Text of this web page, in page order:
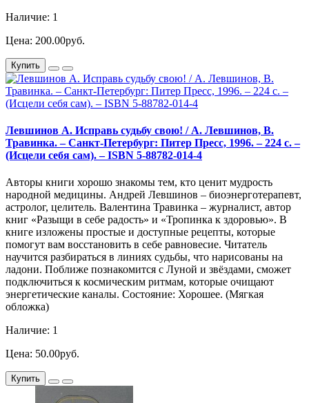
Наличие: 1
Цена: 200.00руб.
Купить
Левшинов А. Исправь судьбу свою! / А. Левшинов, В.
Травинка. – Санкт-Петербург: Питер Пресс, 1996. – 224 с. –
(Исцели себя сам). – ISBN 5-88782-014-4
Авторы книги хорошо знакомы тем, кто ценит мудрость
народной медицины. Андрей Левшинов – биоэнерготерапевт,
астролог, целитель. Валентина Травинка – журналист, автор
книг «Разыщи в себе радость» и «Тропинка к здоровью». В
книге изложены простые и доступные рецепты, которые
помогут вам восстановить в себе равновесие. Читатель
научится разбираться в линиях судьбы, что нарисованы на
ладони. Поближе познакомится с Луной и звёздами, сможет
подключиться к космическим ритмам, которые очищают
энергетические каналы. Состояние: Хорошее. (Мягкая
обложка)
Наличие: 1
Цена: 50.00руб.
Купить